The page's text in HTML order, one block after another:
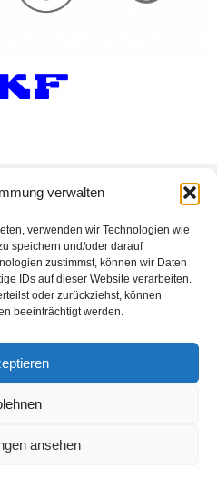
verwalten
verwenden wir Technologien wie
speichern und/oder darauf
zustimmst, können wir Daten
IDs auf dieser Website verarbeiten.
oder zurückziehst, können
beeinträchtigt werden.
ansehen
uns auf
Impressum